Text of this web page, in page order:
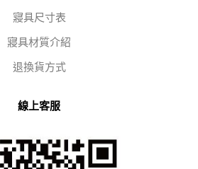
寢具尺寸表
寢具材質介紹
退換貨方式
線上客服